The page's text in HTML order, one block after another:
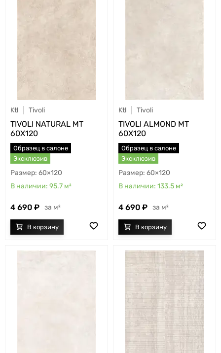
Ktl Tivoli
TIVOLI NATURAL MT
60X120
Образец в салоне
Эксклюзив
60×120
95.7 м²
4 690 м²
Ktl Tivoli
TIVOLI ALMOND MT
60X120
Образец в салоне
Эксклюзив
60×120
133.5 м²
4 690 м²